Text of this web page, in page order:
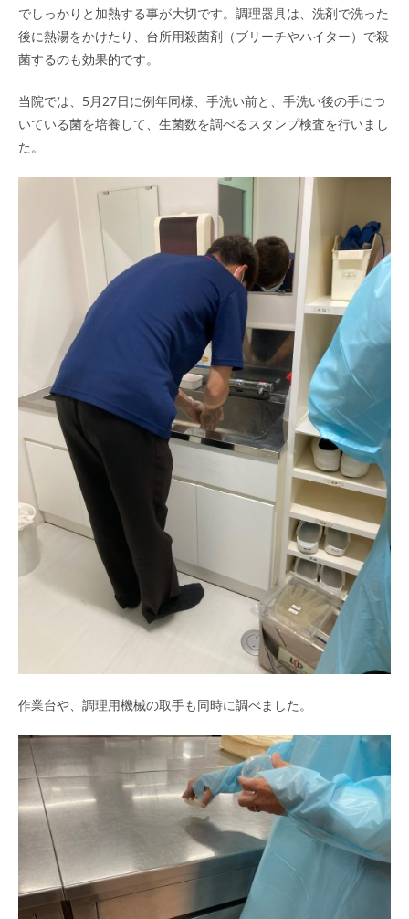
でしっかりと加熱する事が大切です。調理器具は、洗剤で洗った
後に熱湯をかけたり、台所用殺菌剤（ブリーチやハイター）で殺
菌するのも効果的です。
当院では、5月27日に例年同様、手洗い前と、手洗い後の手につ
いている菌を培養して、生菌数を調べるスタンプ検査を行いまし
た。
作業台や、調理用機械の取手も同時に調べました。